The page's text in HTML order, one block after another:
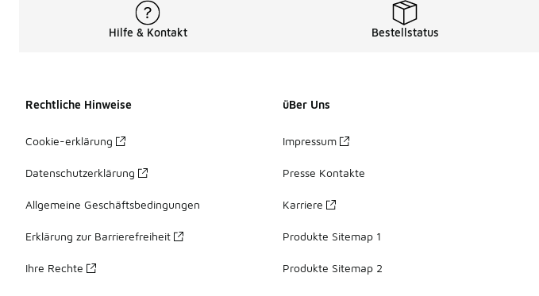
Hilfe & Kontakt Bestellstatus
Rechtliche Hinweise
Cookie-erklärung
Datenschutzerklärung
Allgemeine Geschäftsbedingungen
Erklärung zur Barrierefreiheit
Ihre Rechte
üBer Uns
Impressum
Presse Kontakte
Karriere
Produkte Sitemap 1
Produkte Sitemap 2